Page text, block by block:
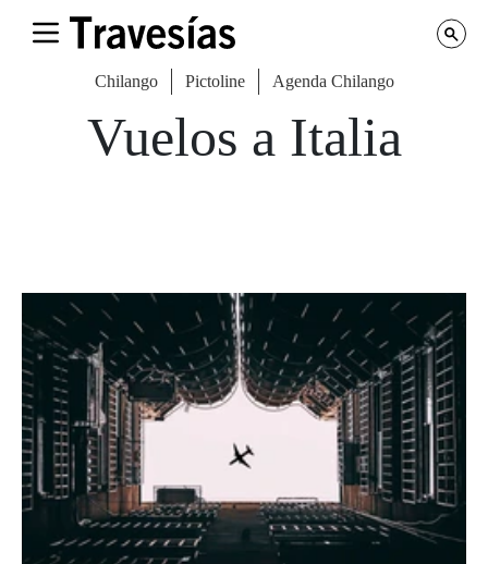
Chilango Pictoline Agenda Chilango
Vuelos a Italia